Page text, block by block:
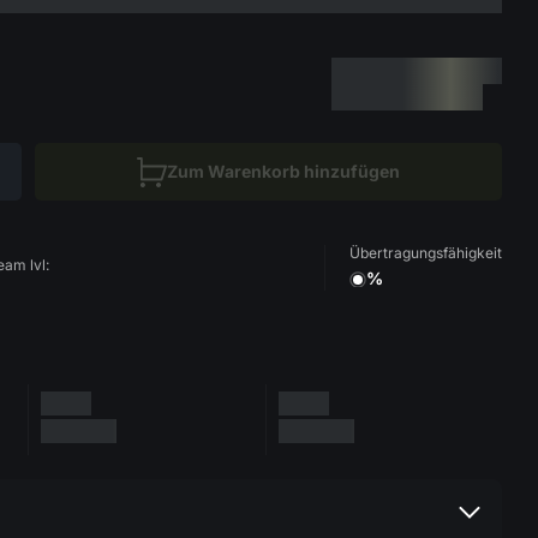
Zum Warenkorb hinzufügen
lvl:
Übertragungsfähigkeit
%